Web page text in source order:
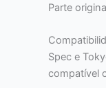
Parte
Spec e
compatível